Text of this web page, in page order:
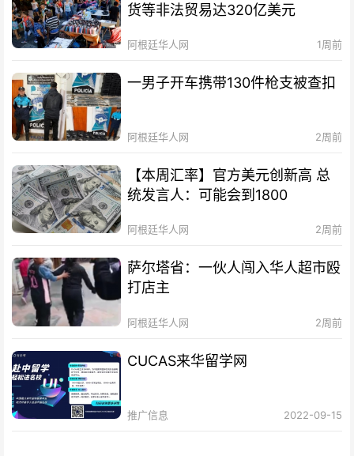
货等非法贸易达320亿美元
阿根廷华人网 1周前
一男子开车携带130件枪支被查扣
阿根廷华人网 2周前
【本周汇率】官方美元创新高 总
统发言人：可能会到1800
阿根廷华人网 2周前
萨尔塔省：一伙人闯入华人超市殴
打店主
阿根廷华人网 2周前
CUCAS来华留学网
推广信息 2022-09-15